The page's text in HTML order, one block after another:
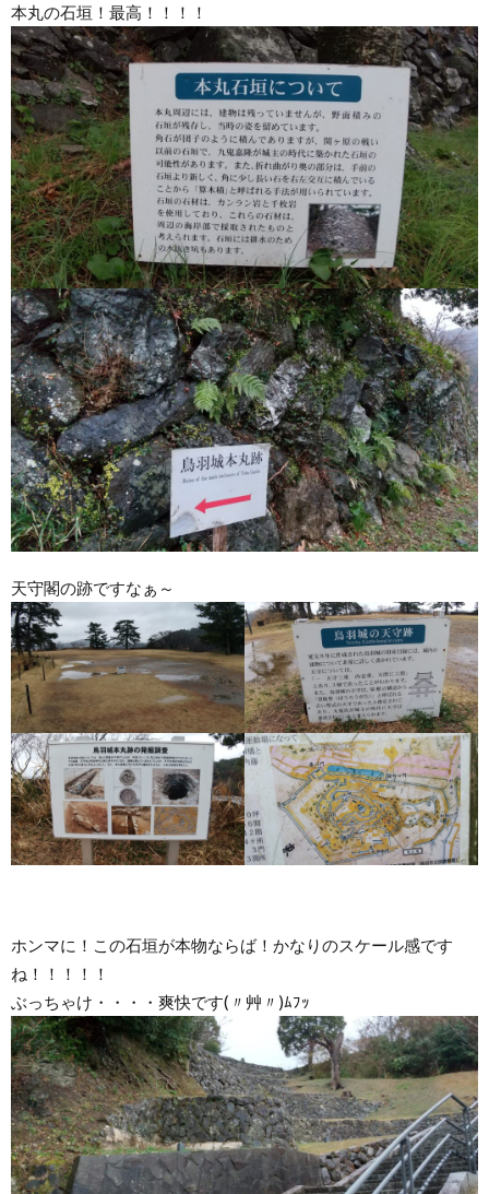
本丸の石垣！最高！！！！
天守閣の跡ですなぁ～
ホンマに！この石垣が本物ならば！かなりのスケール感です
ね！！！！！
ぶっちゃけ・・・・爽快です(〃艸〃)ﾑﾌｯ